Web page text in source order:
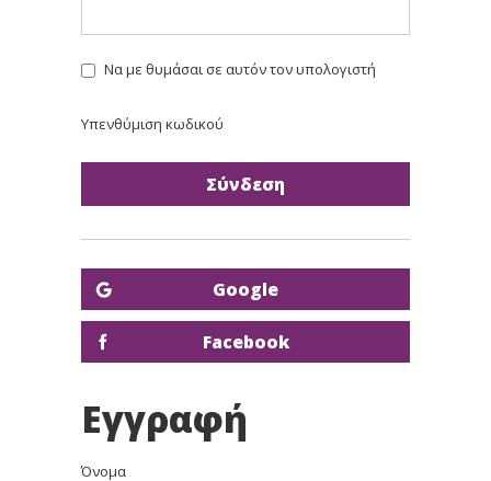
Να με θυμάσαι σε αυτόν τον υπολογιστή
Υπενθύμιση κωδικού
Google
Facebook
Εγγραφή
Όνομα